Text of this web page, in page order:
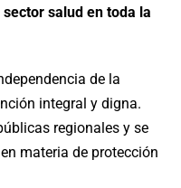
salud en toda la
de la
integral y digna.
regionales y se
materia de protección